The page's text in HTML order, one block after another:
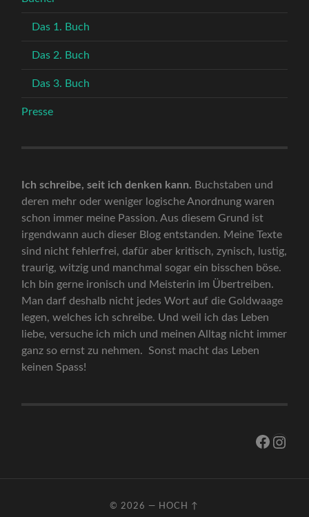
Das 1. Buch
Das 2. Buch
Das 3. Buch
Presse
Ich schreibe, seit ich denken kann. Buchstaben und
deren mehr oder weniger logische Anordnung waren
schon immer meine Passion. Aus diesem Grund ist
irgendwann auch dieser Blog entstanden. Meine Texte
sind nicht fehlerfrei, dafür aber kritisch, zynisch, lustig,
traurig, witzig und manchmal sogar ein bisschen böse.
Ich bin gerne ironisch und Meisterin im Übertreiben.
Man darf deshalb nicht jedes Wort auf die Goldwaage
legen, welches ich schreibe. Und weil ich das Leben
liebe, versuche ich mich und meinen Alltag nicht immer
ganz so ernst zu nehmen. Sonst macht das Leben
keinen Spass!
© 2026 — HOCH ↑